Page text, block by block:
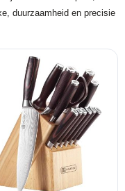
duurzaamheid en precisie